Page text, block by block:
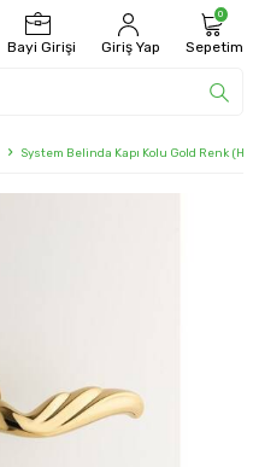
Bayi Girişi Giriş Yap
0
Sepetim
System Belinda Kapı Kolu Gold Renk